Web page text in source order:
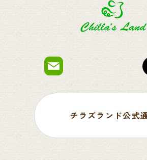
チラズランド公式